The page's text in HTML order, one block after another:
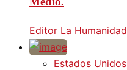
Editor La Humanidad
Estados Unidos